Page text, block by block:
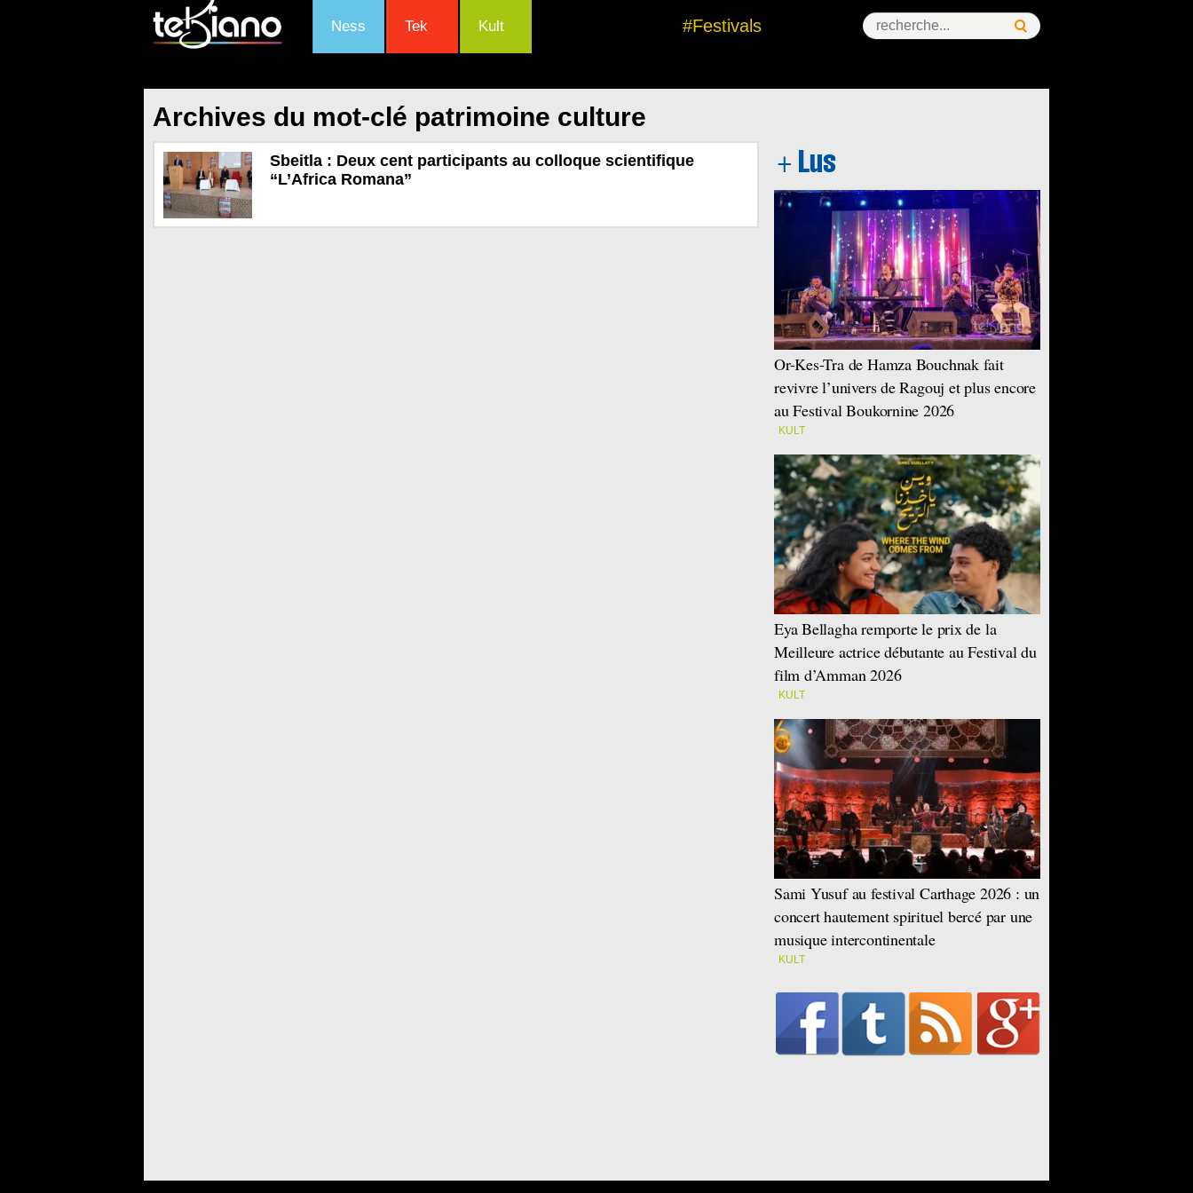
Ness Tek Kult #Festivals
Archives du mot-clé patrimoine culture
Sbeitla : Deux cent participants au colloque scientifique
“L’Africa Romana”
Or-Kes-Tra de Hamza Bouchnak fait
revivre l’univers de Ragouj et plus encore
au Festival Boukornine 2026
KULT
Eya Bellagha remporte le prix de la
Meilleure actrice débutante au Festival du
film d’Amman 2026
KULT
Sami Yusuf au festival Carthage 2026 : un
concert hautement spirituel bercé par une
musique intercontinentale
KULT